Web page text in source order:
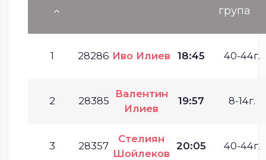
група
1 28286 Иво Илиев 18:45 40-44г.
2 28385
Валентин
Илиев
19:57 8-14г.
3 28357
Стелиян
Шойлеков
20:05 40-44г.